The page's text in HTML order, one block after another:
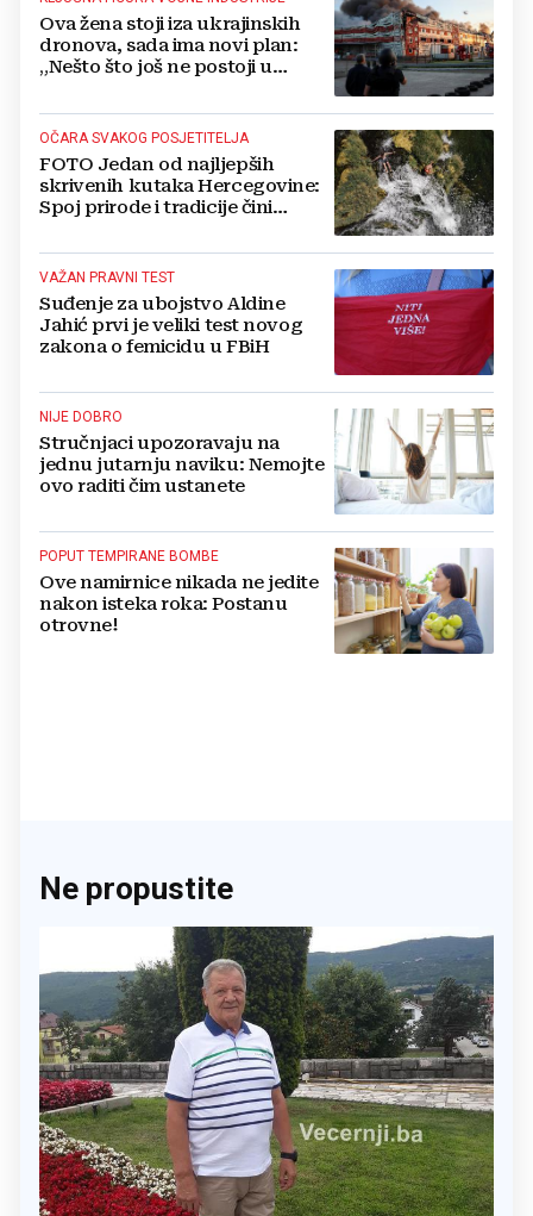
Ova žena stoji iza ukrajinskih
dronova, sada ima novi plan:
„Nešto što još ne postoji u
OČARA SVAKOG POSJETITELJA
FOTO Jedan od najljepših
skrivenih kutaka Hercegovine:
Spoj prirode i tradicije čini
destinacijom
VAŽAN PRAVNI TEST
Suđenje za ubojstvo Aldine
Jahić prvi je veliki test novog
zakona o femicidu u FBiH
NIJE DOBRO
Stručnjaci upozoravaju na
jednu jutarnju naviku: Nemojte
ovo raditi čim ustanete
POPUT TEMPIRANE BOMBE
Ove namirnice nikada ne jedite
nakon isteka roka: Postanu
otrovne!
Ne propustite